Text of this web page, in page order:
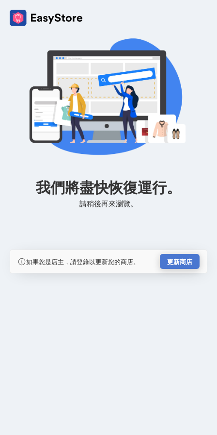
我們將盡快恢復運行。
請稍後再來瀏覽。
如果您是店主，請登錄以更新您的商店。 更新商店